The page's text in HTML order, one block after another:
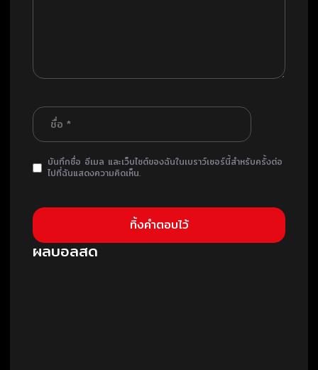
บันทึกชื่อ อีเมล และเว็บไซต์ของฉันในเบราว์เซอร์นี้สำหรับครั้งต่อ
ไปที่ฉันแสดงความคิดเห็น.
ผลบอลสด